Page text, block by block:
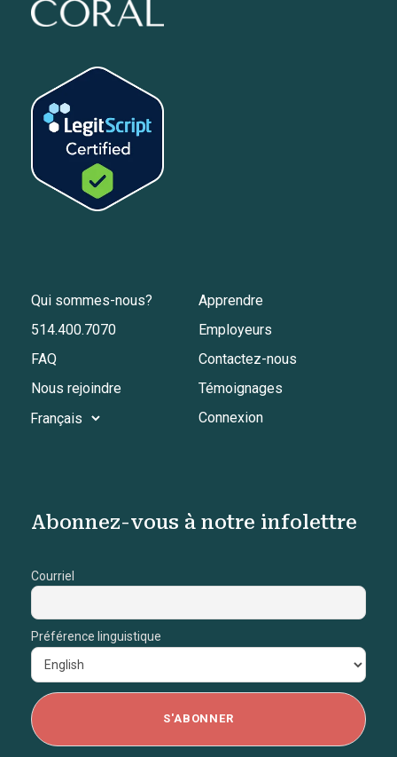
Qui sommes-nous?
Apprendre
514.400.7070
Employeurs
FAQ
Contactez-nous
Nous rejoindre
Témoignages
Connexion
Abonnez-vous à notre infolettre
Courriel
Préférence linguistique